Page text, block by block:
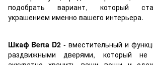
подобрать вариант, который
украшением именно вашего интерьера.
Шкаф Berta D2 - вместительный и
раздвижными дверями, который не